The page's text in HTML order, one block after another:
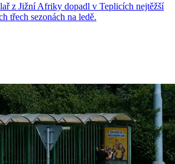
z Jižní Afriky dopadl v Teplicích nejtěžší
třech sezonách na ledě.